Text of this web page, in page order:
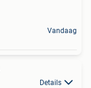
Vandaag
Details